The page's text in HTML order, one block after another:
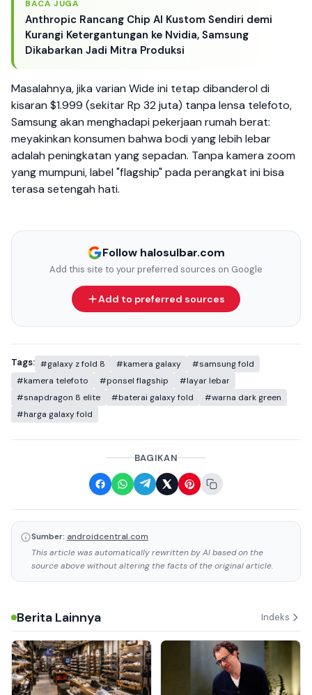
BACA JUGA
Anthropic Rancang Chip AI Kustom Sendiri demi
Kurangi Ketergantungan ke Nvidia, Samsung
Dikabarkan Jadi Mitra Produksi
Masalahnya, jika varian Wide ini tetap dibanderol di
kisaran $1.999 (sekitar Rp 32 juta) tanpa lensa telefoto,
Samsung akan menghadapi pekerjaan rumah berat:
meyakinkan konsumen bahwa bodi yang lebih lebar
adalah peningkatan yang sepadan. Tanpa kamera zoom
yang mumpuni, label "flagship" pada perangkat ini bisa
terasa setengah hati.
Follow halosulbar.com
Add this site to your preferred sources on Google
Add to preferred sources
Tags: #galaxy z fold 8 #kamera galaxy
#samsung fold
#kamera telefoto
#ponsel flagship
#layar lebar
#snapdragon 8 elite
#baterai galaxy fold
#warna dark green
#harga galaxy fold
BAGIKAN
Sumber: androidcentral.com
This article was automatically rewritten by AI based on the
source above without altering the facts of the original article.
Berita Lainnya Indeks